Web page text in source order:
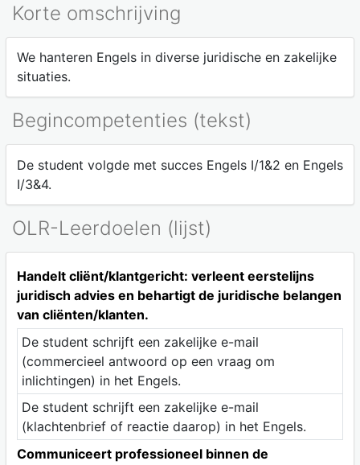
Korte omschrijving
We hanteren Engels in diverse juridische en zakelijke
situaties.
Begincompetenties (tekst)
De student volgde met succes Engels I/1&2 en Engels
I/3&4.
OLR-Leerdoelen (lijst)
Handelt cliënt/klantgericht: verleent eerstelijns
juridisch advies en behartigt de juridische belangen
van cliënten/klanten.
De student schrijft een zakelijke e-mail
(commercieel antwoord op een vraag om
inlichtingen) in het Engels.
De student schrijft een zakelijke e-mail
(klachtenbrief of reactie daarop) in het Engels.
Communiceert professioneel binnen de